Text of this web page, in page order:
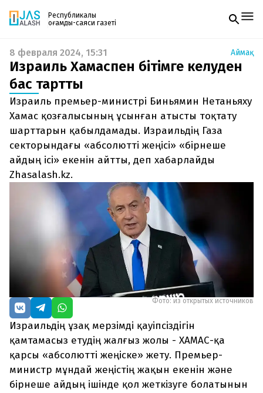
Республикалық
қоғамдық-саяси газеті
Жаңалықтар
Спорт
Live
Руханият
Аймақ
Архив
Заң және тәртіп
Редакциямен байланыс
+7 708 604 51 06
Жарнама бөлімі
+7 701 220 64 52
zhasalash100@gmail.com
Газетке жазылу
PDF форматтағы газетті ай сайын электронды
поштаңызға алып отырыңыз. Жаңа нөмір
шыққан сәтте сізге бірден жіберіледі. Тек email
енгізіңіз, біз қалғанын өзіміз жібереміз.
8 февраля 2024, 15:31 Аймақ
Израиль Хамаспен бітімге келуден
бас тартты
Израиль премьер-министрі Биньямин Нетаньяху
Хамас қозғалысының ұсынған атысты тоқтату
шарттарын қабылдамады. Израильдің Газа
секторындағы «абсолютті жеңісі» «бірнеше
айдың ісі» екенін айтты, деп хабарлайды
Zhasalash.kz.
Фото: из открытых источников
Израильдің ұзақ мерзімді қауіпсіздігін
қамтамасыз етудің жалғыз жолы - ХАМАС-қа
қарсы «абсолютті жеңіске» жету. Премьер-
министр мұндай жеңістің жақын екенін және
бірнеше айдың ішінде қол жеткізуге болатынын